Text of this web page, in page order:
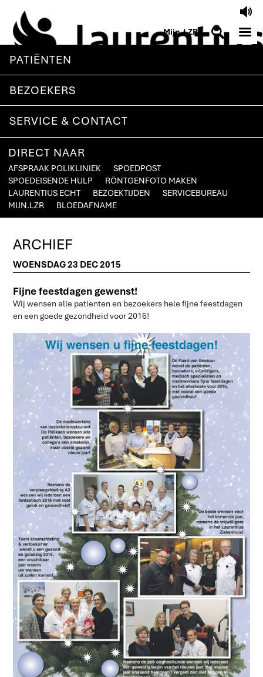
V
Mijn.LZR S M
PATIËNTEN
BEZOEKERS
SERVICE & CONTACT
DIRECT NAAR
AFSPRAAK POLIKLINIEK
SPOEDPOST
SPOEDEISENDE HULP
RÖNTGENFOTO MAKEN
LAURENTIUS ECHT
BEZOEKTIJDEN
SERVICEBUREAU
MIJN.LZR
BLOEDAFNAME
ARCHIEF
WOENSDAG 23 DEC 2015
Fijne feestdagen gewenst!
Wij wensen alle patienten en bezoekers hele fijne feestdagen
en een goede gezondheid voor 2016!